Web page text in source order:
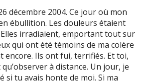
décembre 2004. Ce jour où mon
ébullition. Les douleurs étaient
irradiaient, emportant tout sur
qui ont été témoins de ma colère
encore. Ils ont fui, terrifiés. Et toi,
qu’observer à distance. Un jour, je
si tu avais honte de moi. Si ma